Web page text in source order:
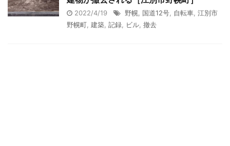
2022/4/19 野幌, 国道12号, 自転車, 江別市
野幌町, 建築, 記録, ビル, 撤去